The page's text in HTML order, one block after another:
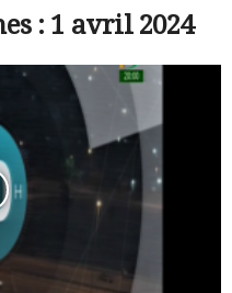
: 1 avril 2024